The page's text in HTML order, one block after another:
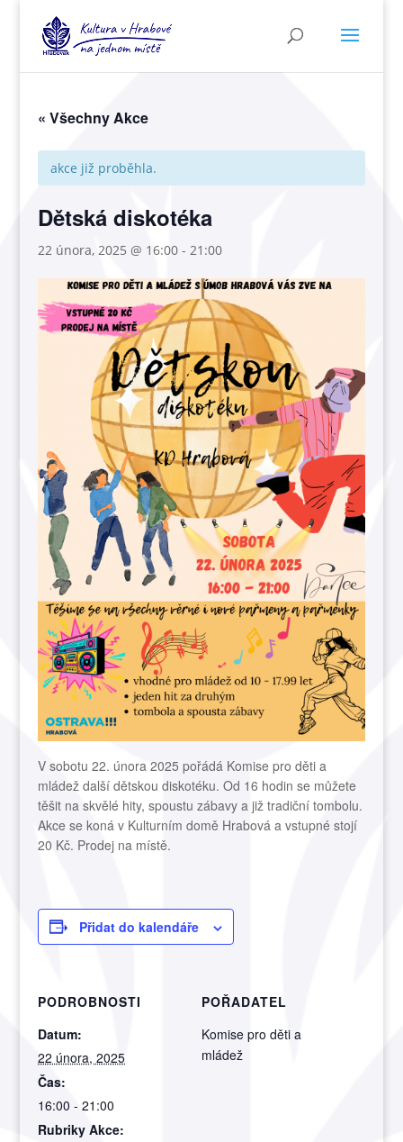
« Všechny Akce
akce již proběhla.
Dětská diskotéka
22 února, 2025 @ 16:00 -21:00
V sobotu 22. února 2025 pořádá Komise pro děti a
mládež další dětskou diskotéku. Od 16 hodin se můžete
těšit na skvělé hity, spoustu zábavy a již tradiční tombolu.
Akce se koná v Kulturním domě Hrabová a vstupné stojí
20 Kč. Prodej na místě.
Přidat do kalendáře
PODROBNOSTI
Datum:
22 února, 2025
Čas:
16:00 - 21:00
Rubriky Akce:
POŘADATEL
Komise pro děti a
mládež